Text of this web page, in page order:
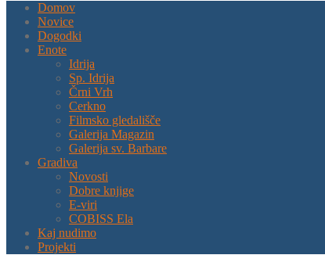
Domov
Novice
Dogodki
Enote
Idrija
Sp. Idrija
Črni Vrh
Cerkno
Filmsko gledališče
Galerija Magazin
Galerija sv. Barbare
Gradiva
Novosti
Dobre knjige
E-viri
COBISS Ela
Kaj nudimo
Projekti